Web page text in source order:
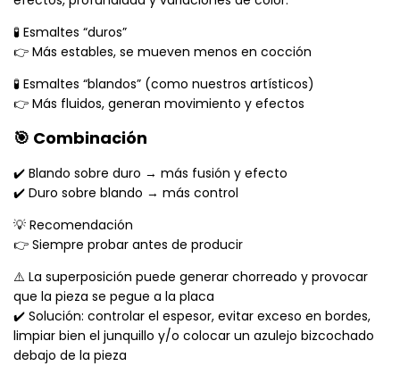
🧪 Esmaltes “duros”
👉 Más estables, se mueven menos en cocción
🧪 Esmaltes “blandos” (como nuestros artísticos)
👉 Más fluidos, generan movimiento y efectos
🎯 Combinación
✔️ Blando sobre duro → más fusión y efecto
✔️ Duro sobre blando → más control
💡 Recomendación
👉 Siempre probar antes de producir
⚠️ La superposición puede generar chorreado y provocar
que la pieza se pegue a la placa
✔️ Solución: controlar el espesor, evitar exceso en bordes,
limpiar bien el junquillo y/o colocar un azulejo bizcochado
debajo de la pieza